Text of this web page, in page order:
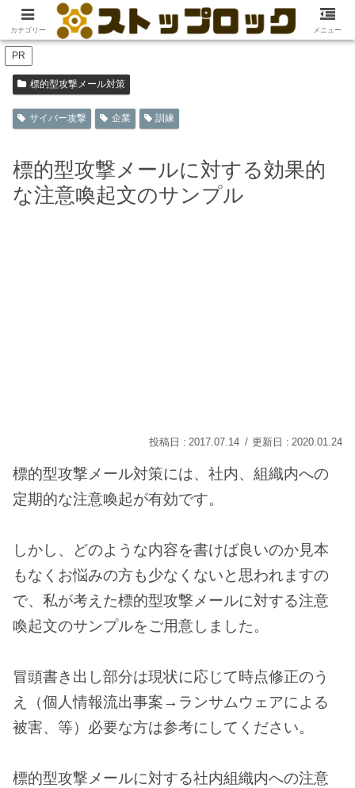
ホーム 標的型攻撃メール対策
PR
標的型攻撃メール対策
サイバー攻撃 企業 訓練
標的型攻撃メールに対する効果的
な注意喚起文のサンプル
2017.07.14 2020.01.24
標的型攻撃メール対策には、社内、組織内への
定期的な注意喚起が有効です。
しかし、どのような内容を書けば良いのか見本
もなくお悩みの方も少なくないと思われますの
で、私が考えた標的型攻撃メールに対する注意
喚起文のサンプルをご用意しました。
冒頭書き出し部分は現状に応じて時点修正のう
え（個人情報流出事案→ランサムウェアによる
被害、等）必要な方は参考にしてください。
標的型攻撃メールに対する社内組織内への注意
カテゴリー メニュー